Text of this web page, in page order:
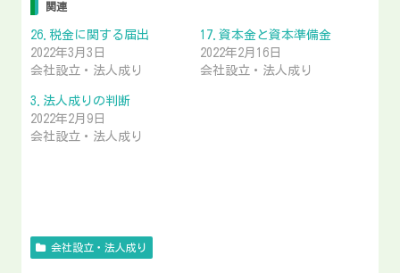
関連
26.税金に関する届出
2022年3月3日
会社設立・法人成り
17.資本金と資本準備金
2022年2月16日
会社設立・法人成り
3.法人成りの判断
2022年2月9日
会社設立・法人成り
会社設立・法人成り